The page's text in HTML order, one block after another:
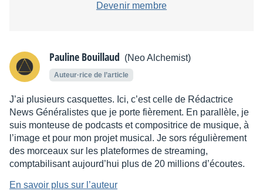
Devenir membre
Pauline Bouillaud (Neo Alchemist)
Auteur·rice de l’article
J’ai plusieurs casquettes. Ici, c’est celle de Rédactrice
News Généralistes que je porte fièrement. En parallèle, je
suis monteuse de podcasts et compositrice de musique, à
l’image et pour mon projet musical. Je sors régulièrement
des morceaux sur les plateformes de streaming,
comptabilisant aujourd’hui plus de 20 millions d’écoutes.
En savoir plus sur l’auteur